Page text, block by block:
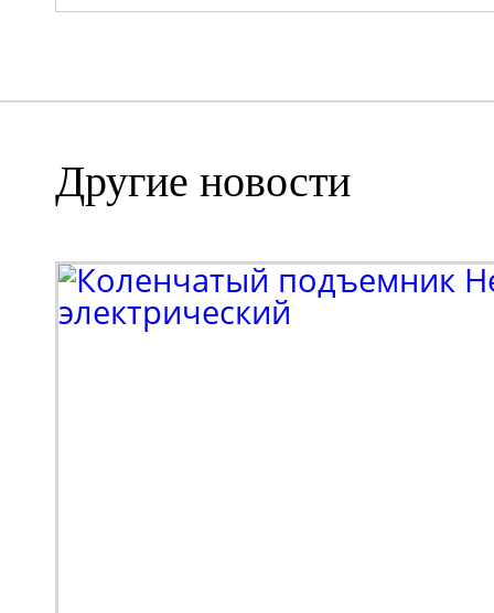
Другие новости